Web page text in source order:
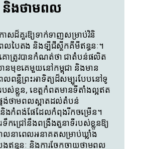
និងថាមពល
ាសដ៏គួរឱ្យទាក់ទាញសម្រាប់វិនិ
បៃតង និងឡីជីស្ទីកគីមីឥន្ធនៈ។
ោត្រូវបានកំណត់ថា ជាតំបន់ផលិត
មុខគេមួយនៅកម្ពុជា និងមាន
ពន្លឺព្រះអាទិត្យដ៏សម្បូរបែបនៅទូ
ស់ខ្លួន, ខេត្តកំពតមានទីតាំងល្អឥត
ផ្គង់ថាមពលស្អាតដល់តំបន់
និងកំពង់ផែដែលកំពុងរីកចម្រើន។
កជ្រៅនឹងពង្រឹងតួនាទីរបស់ខ្លួនឱ្យ
លនាពេលអនាគតសម្រាប់ឃ្លាំង
េងឥន្ធនៈ និងការចែកចាយថាមពល